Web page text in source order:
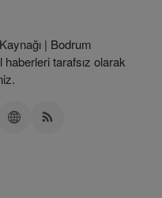
| Bodrum
haberleri tarafsız olarak